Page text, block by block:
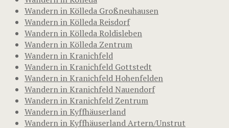
Wandern in Kölleda Großneuhausen
Wandern in Kölleda Reisdorf
Wandern in Kölleda Roldisleben
Wandern in Kölleda Zentrum
Wandern in Kranichfeld
Wandern in Kranichfeld Gottstedt
Wandern in Kranichfeld Hohenfelden
Wandern in Kranichfeld Nauendorf
Wandern in Kranichfeld Zentrum
Wandern in Kyffhäuserland
Wandern in Kyffhäuserland Artern/Unstrut